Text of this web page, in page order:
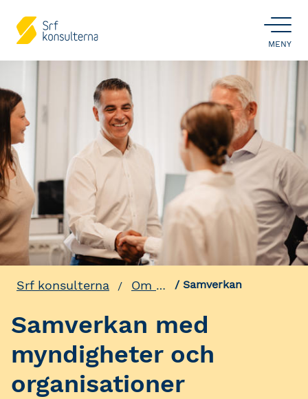
ÖPPNA
MENY
Srf konsulterna Om oss Samverkan
Samverkan med
myndigheter och
organisationer